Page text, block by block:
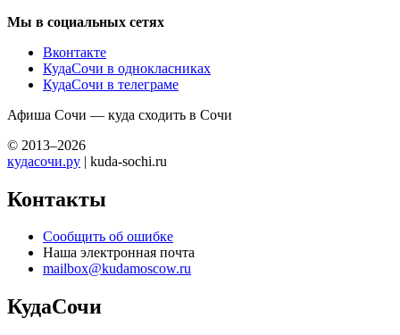
Мы в социальных сетях
Вконтакте
КудаСочи в однокласниках
КудаСочи в телеграме
Афиша Сочи — куда сходить в Сочи
© 2013–2026
кудасочи.ру | kuda-sochi.ru
Контакты
Сообщить об ошибке
Наша электронная почта
mailbox@kudamoscow.ru
КудаСочи